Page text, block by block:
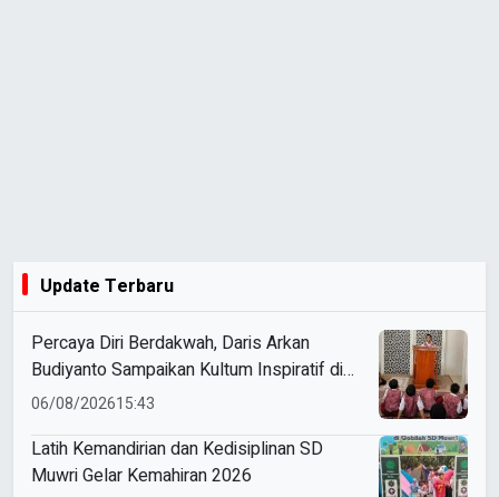
Update Terbaru
Percaya Diri Berdakwah, Daris Arkan
Budiyanto Sampaikan Kultum Inspiratif di
Masjid Baiturrahman
06/08/202615:43
Latih Kemandirian dan Kedisiplinan SD
Muwri Gelar Kemahiran 2026